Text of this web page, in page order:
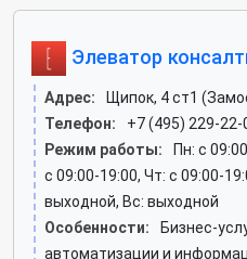
Элеватор
Адрес:
Щипок, 4 ст1
Телефон:
+7 (495) 229-22-
Режим работы:
Пн: c
c 09:00-19:00, Чт: c 09:00-
выходной, Вс: выходной
Особенности:
Бизнес-
автоматизации и